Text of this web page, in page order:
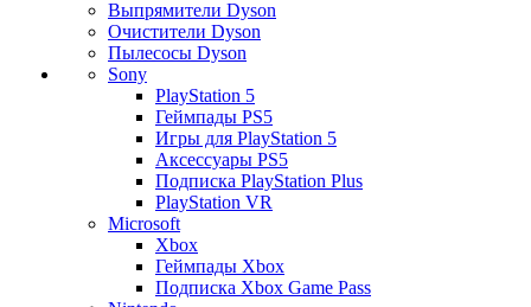
Выпрямители Dyson
Очистители Dyson
Пылесосы Dyson
Sony
PlayStation 5
Геймпады PS5
Игры для PlayStation 5
Аксессуары PS5
Подписка PlayStation Plus
PlayStation VR
Microsoft
Xbox
Геймпады Xbox
Подписка Xbox Game Pass